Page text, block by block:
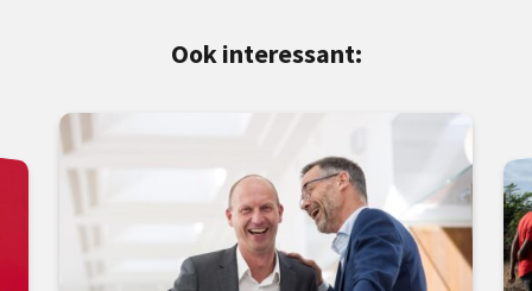
Ook interessant: